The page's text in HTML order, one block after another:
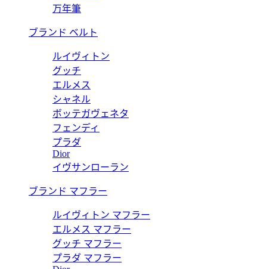
万年筆
ブランド ベルト
ルイヴィトン
グッチ
エルメス
シャネル
ボッテガヴェネタ
フェンディ
プラダ
Dior
イヴサンローラン
ブランド マフラー
ルイヴィトン マフラー
エルメス マフラー
グッチ マフラー
プラダ マフラー